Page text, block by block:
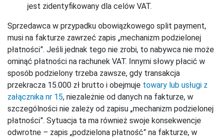
jest zidentyfikowany dla celów VAT.
Sprzedawca w przypadku obowiązkowego split payment,
musi na fakturze zawrzeć zapis „mechanizm podzielonej
płatności”. Jeśli jednak tego nie zrobi, to nabywca nie może
ominąć płatności na rachunek VAT. Innymi słowy płacić w
sposób podzielony trzeba zawsze, gdy transakcja
przekracza 15.000 zł brutto i obejmuje towary lub usługi z
załącznika nr 15, niezależnie od danych na fakturze, w
szczególności nie zależy od zapisu „mechanizm podzielonej
płatności”. Sytuacja ta ma również swoje konsekwencje
odwrotne – zapis „podzielona płatność” na fakturze, w